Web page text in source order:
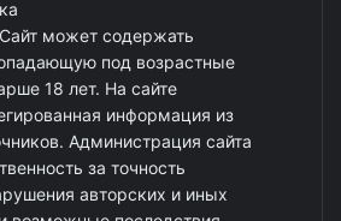
может содержать
под возрастные
18 лет. На сайте
информация из
Администрация сайта
за точность
авторских и иных